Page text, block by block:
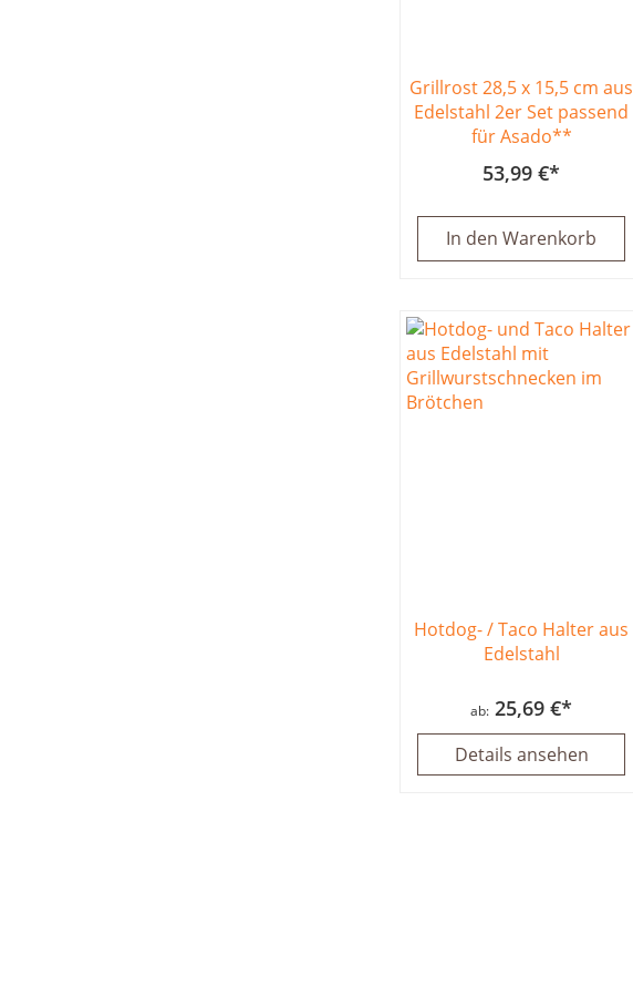
Grillrost 28,5 x 15,5 cm aus
Edelstahl 2er Set passend
für Asado**
53,99 €
In den Warenkorb
Hotdog- / Taco Halter aus
Edelstahl
ab 25,69 €
Details ansehen